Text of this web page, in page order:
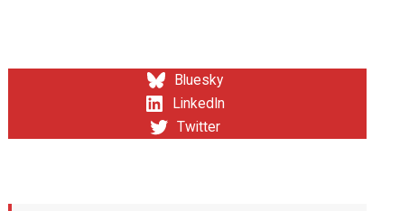
Bluesky
LinkedIn
Twitter